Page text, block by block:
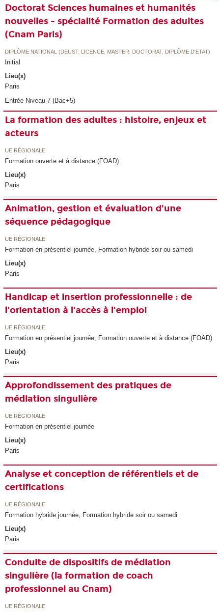
Doctorat Sciences humaines et humanités
nouvelles - spécialité Formation des adultes
(Cnam Paris)
DIPLÔME NATIONAL (DEUST, LICENCE, MASTER, DOCTORAT, DIPLÔME D'ETAT)
Initial
Lieu(x)
Paris
Entrée Niveau 7 (Bac+5)
La formation des adultes : histoire, enjeux et
acteurs
UE RÉGIONALE
Formation ouverte et à distance (FOAD)
Lieu(x)
Paris
Animation, gestion et évaluation d'une
séquence pédagogique
UE RÉGIONALE
Formation en présentiel journée, Formation hybride soir ou samedi
Lieu(x)
Paris
Handicap et insertion professionnelle : de
l'orientation à l'accès à l'emploi
UE RÉGIONALE
Formation en présentiel journée, Formation ouverte et à distance (FOAD)
Lieu(x)
Paris
Approfondissement des pratiques de
médiation singulière
UE RÉGIONALE
Formation en présentiel journée
Lieu(x)
Paris
Analyse et conception de référentiels et de
certifications
UE RÉGIONALE
Formation hybride journée, Formation hybride soir ou samedi
Lieu(x)
Paris
Conduite de dispositifs de médiation
singulière (la formation de coach
professionnel au Cnam)
UE RÉGIONALE